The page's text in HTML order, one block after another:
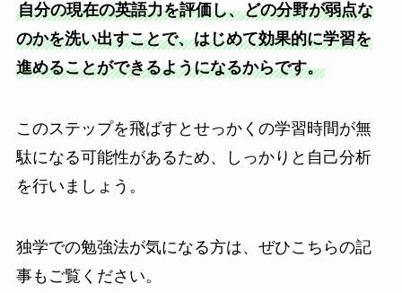
自分の現在の英語力を評価し、どの分野が弱点な
のかを洗い出すことで、はじめて効果的に学習を
進めることができるようになるからです。
このステップを飛ばすとせっかくの学習時間が無
駄になる可能性があるため、しっかりと自己分析
を行いましょう。
独学での勉強法が気になる方は、ぜひこちらの記
事もご覧ください。